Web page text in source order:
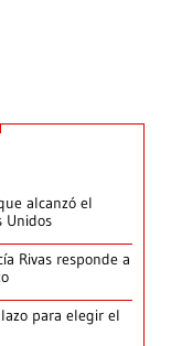
alcanzó el
Unidos
Rivas responde a
para elegir el